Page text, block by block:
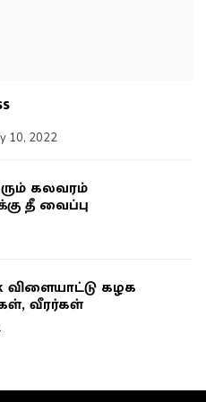
10, 2022
கலவரம்
தீ வைப்பு
விளையாட்டு கழக
வீரர்கள்